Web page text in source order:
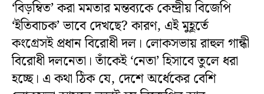
‘বিড়ম্বিত’ করা মমতার মন্তব্যকে কেন্দ্রীয় বিজেপি
‘ইতিবাচক’ ভাবে দেখছে? কারণ, এই মুহূর্তে
কংগ্রেসই প্রধান বিরোধী দল। লোকসভায় রাহুল গান্ধী
বিরোধী দলনেতা। তাঁকেই ‘নেতা’ হিসাবে তুলে ধরা
হচ্ছে। এ কথা ঠিক যে, দেশে অর্ধেকের বেশি